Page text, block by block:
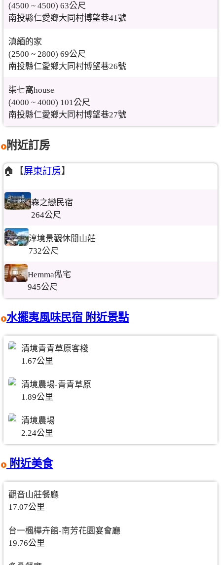
(4500 ~ 4500) 63公尺
南投縣仁愛鄉大同村博望巷41號
滇緬的家
(2500 ~ 2800) 69公尺
南投縣仁愛鄉大同村博望巷26號
柒七窩house
(4000 ~ 4000) 101公尺
南投縣仁愛鄉大同村博望巷27號
附近訂房
🏠【屏東訂房】
森之戀民宿
264公尺
淳境景觀休閒山莊
732公尺
Hemma俬宅
945公尺
水擺夷風味民宿 附近景點
清境青青草原客棧
1.67公里
清境農場-青青草原
1.89公里
清境農場
2.24公里
附近美食
觀音山莊餐廳
17.07公里
台一楓樺卉館-南芳花園宴會廳
19.76公里